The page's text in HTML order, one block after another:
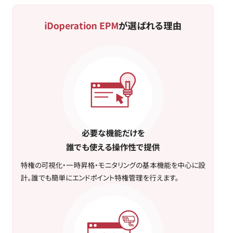
iDoperation EPMが選ばれる理由
必要な機能だけを
誰でも使える操作性で提供
特権の可視化・一時昇格・モニタリングの基本機能を中心に設
計。誰でも簡単にエンドポイント特権管理を行えます。